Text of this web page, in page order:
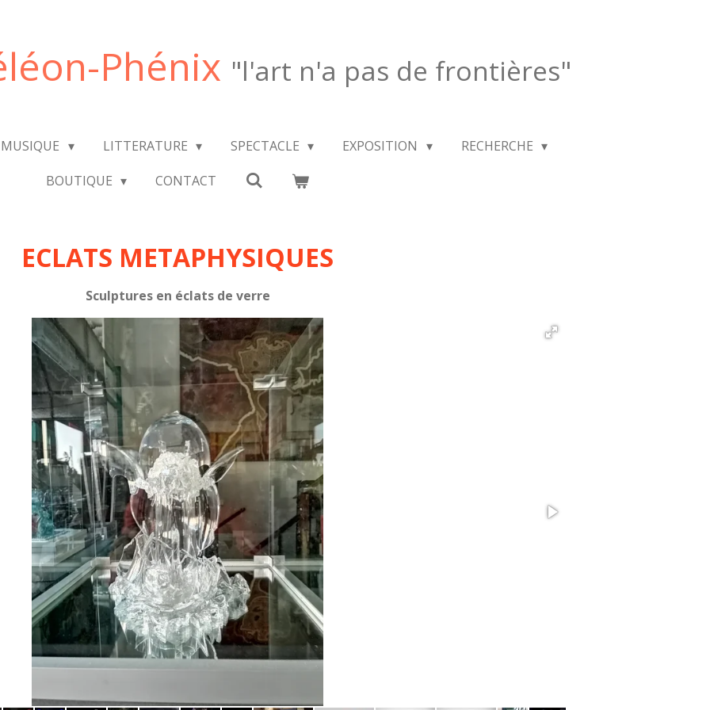
Phénix "l'art n'a pas de frontières"
MUSIQUE LITTERATURE SPECTACLE EXPOSITION
RECHERCHE
BOUTIQUE
CONTACT
ECLATS METAPHYSIQUES
Sculptures en éclats de verre